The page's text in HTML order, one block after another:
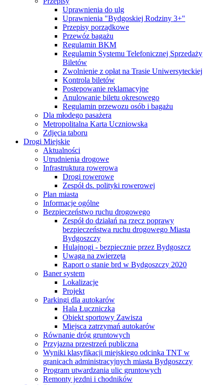
Uprawnienia do ulg
Uprawnienia "Bydgoskiej Rodziny 3+"
Przepisy porządkowe
Przewóz bagażu
Regulamin BKM
Regulamin Systemu Telefonicznej Sprzedaży
Biletów
Zwolnienie z opłat na Trasie Uniwersyteckiej
Kontrola biletów
Postępowanie reklamacyjne
Anulowanie biletu okresowego
Regulamin przewozu osób i bagażu
Dla młodego pasażera
Metropolitalna Karta Uczniowska
Zdjęcia taboru
Drogi Miejskie
Aktualności
Utrudnienia drogowe
Infrastruktura rowerowa
Drogi rowerowe
Zespół ds. polityki rowerowej
Plan miasta
Informacje ogólne
Bezpieczeństwo ruchu drogowego
Zespół do działań na rzecz poprawy
bezpieczeństwa ruchu drogowego Miasta
Bydgoszczy
Hulajnogi - bezpiecznie przez Bydgoszcz
Uwaga na zwierzęta
Raport o stanie brd w Bydgoszczy 2020
Baner system
Lokalizacje
Projekt
Parkingi dla autokarów
Hala Łuczniczka
Obiekt sportowy Zawisza
Miejsca zatrzymań autokarów
Równanie dróg gruntowych
Przyjazna przestrzeń publiczna
Wyniki klasyfikacji miejskiego odcinka TNT w
granicach administracyjnych miasta Bydgoszczy
Program utwardzania ulic gruntowych
Remonty jezdni i chodników